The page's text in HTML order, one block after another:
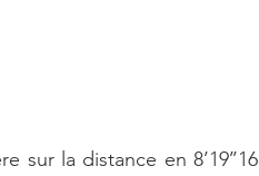
sur la distance en 8’19’’16